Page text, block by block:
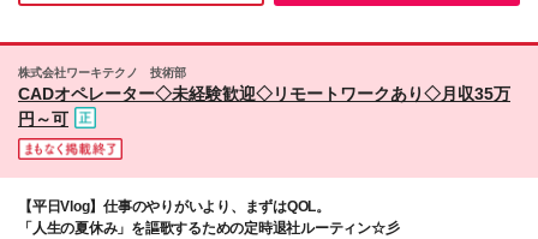
円以上 【関 西・中部】 月給24.5万円以上 【東
業代は残業の有無に関わらず支給し、超過分は別途全
額支給いたします ①②の給与形態はご本人様と相談
3-4-10アルティメイト名駅1st 九州支店/福岡市博多区
博多駅東2-10-35博多プライムイースト 北海道支店/札
株式会社ワーキテクノ 技術部
CADオペレーター◇未経験歓迎◇リモートワークあり◇月収35万
円～可
【平日Vlog】仕事のやりがいより、まずはQOL。
「人生の夏休み」を謳歌するための定時退社ルーティン☆彡